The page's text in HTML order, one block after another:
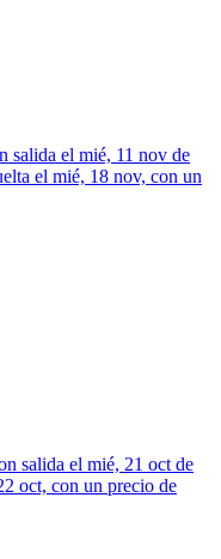
salida el mié, 11 nov de
el mié, 18 nov, con un
salida el mié, 21 oct de
oct, con un precio de